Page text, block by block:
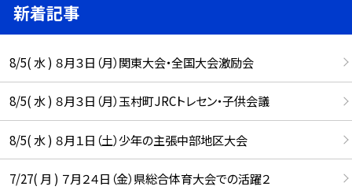
新着記事
8/5( 水 ) ８月３日（月）関東大会・全国大会激励会
8/5( 水 ) ８月３日（月）玉村町JRCトレセン・子供会議
8/5( 水 ) ８月１日（土）少年の主張中部地区大会
7/27( 月 ) ７月２４日（金）県総合体育大会での活躍２